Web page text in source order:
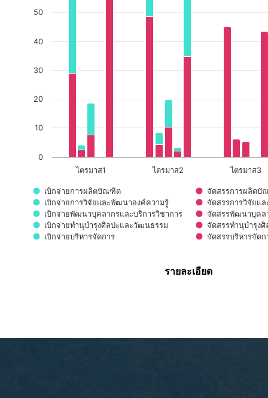
เบิกจ่ายการผลิตบัณฑิต จัดสรรการผลิตบั
เบิกจ่ายการวิจัยและพัฒนาองค์ความรู้
จัดสรรการวิจัยแ
เบิกจ่ายพัฒนาบุคลากรและบริการวิชาการ
จัดสรรพัฒนาบุคล
เบิกจ่ายทำนุบำรุงศิลปะและวัฒนธรรม
จัดสรรทำนุบำรุง
เบิกจ่ายบริหารจัดการ จัดสรรบริหารจัดก
ไตรมาส1 ไตรมาส2 ไตรมาส3
0
10
20
30
40
50
รายละเอียด